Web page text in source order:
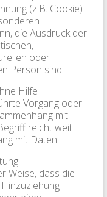
(z.B. Cookie)
die Ausdruck der
oder
Person sind.
Hilfe
Vorgang oder
mit
reicht weit
mit Daten.
Weise, dass die